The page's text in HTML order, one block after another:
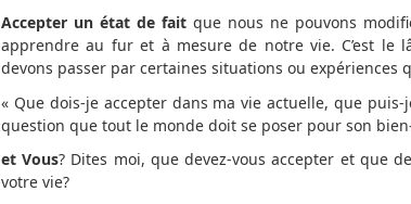
Accepter un état de fait que nous ne pouvons
apprendre au fur et à mesure de notre vie. C’est le
devons passer par certaines situations ou expériences
« Que dois-je accepter dans ma vie actuelle, que puis-
question que tout le monde doit se poser pour son
et Vous? Dites moi, que devez-vous accepter et que
votre vie?